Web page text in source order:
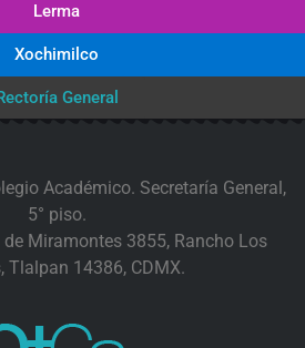
Lerma
Xochimilco
Rectoría General
Académico. Secretaría General,
5° piso.
Miramontes 3855, Rancho Los
Tlalpan 14386, CDMX.